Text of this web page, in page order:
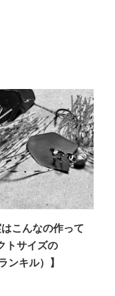
こんなの作って
トサイズの
ンキル）】